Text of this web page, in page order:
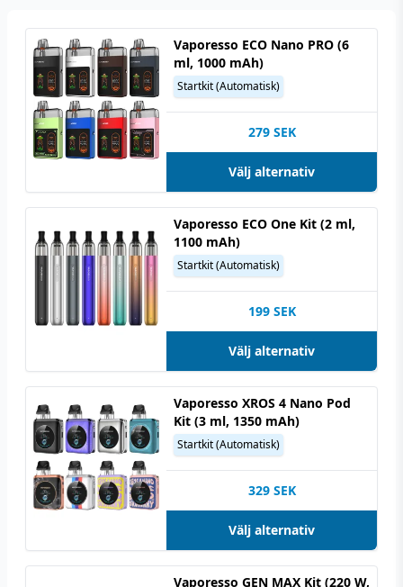
innan köp
Nikotin är ett mycket beroendeframkallande
ämne.
Nikotin är giftigt i ren form. Denna produkt är
utspädd men ska användas med försiktighet.
Vid kontakt av nikotin på huden bör du alltid
noggrant tvätta den av den del som
exponerats.
Använd gärna handskar och undvik att röra
dina ögon och ditt ansikte vid hantering av
nikotin.
Nikotin- & tobaksprodukter har en laglig
åldersgräns på 18 år.
Denna produkt är endast avsedd för vuxna
För optimal livslängd på din nikotinvätska bör
den förvaras i 12 °C.
Förvara all din utrustning och alla nikotinvaror
utom räckhåll för barn och husdjur.
Läs igenom säkerhetsbilagan innan
Uppsök alltid läkare och/eller akutmottagning
om du misstänker att ditt barn fått i sig nikotin,
Vaporesso ECO Nano PRO (6
ml, 1000 mAh)
Startkit (Automatisk)
279 SEK
Välj alternativ
Vaporesso ECO One Kit (2 ml,
1100 mAh)
Startkit (Automatisk)
199 SEK
Välj alternativ
Vaporesso XROS 4 Nano Pod
Kit (3 ml, 1350 mAh)
Startkit (Automatisk)
329 SEK
Välj alternativ
Vaporesso GEN MAX Kit (220 W,